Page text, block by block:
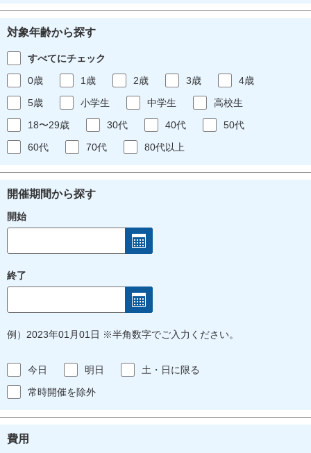
対象年齢から探す
すべてにチェック
0歳
1歳 2歳 3歳
4歳
5歳
小学生 中学生
高校生
18〜29歳
30代 40代
50代
60代
70代 80代以上
開催期間から探す
開始
終了
例）2023年01月01日 ※半角数字でご入力ください。
今日 明日
土・日に限る
常時開催を除外
費用